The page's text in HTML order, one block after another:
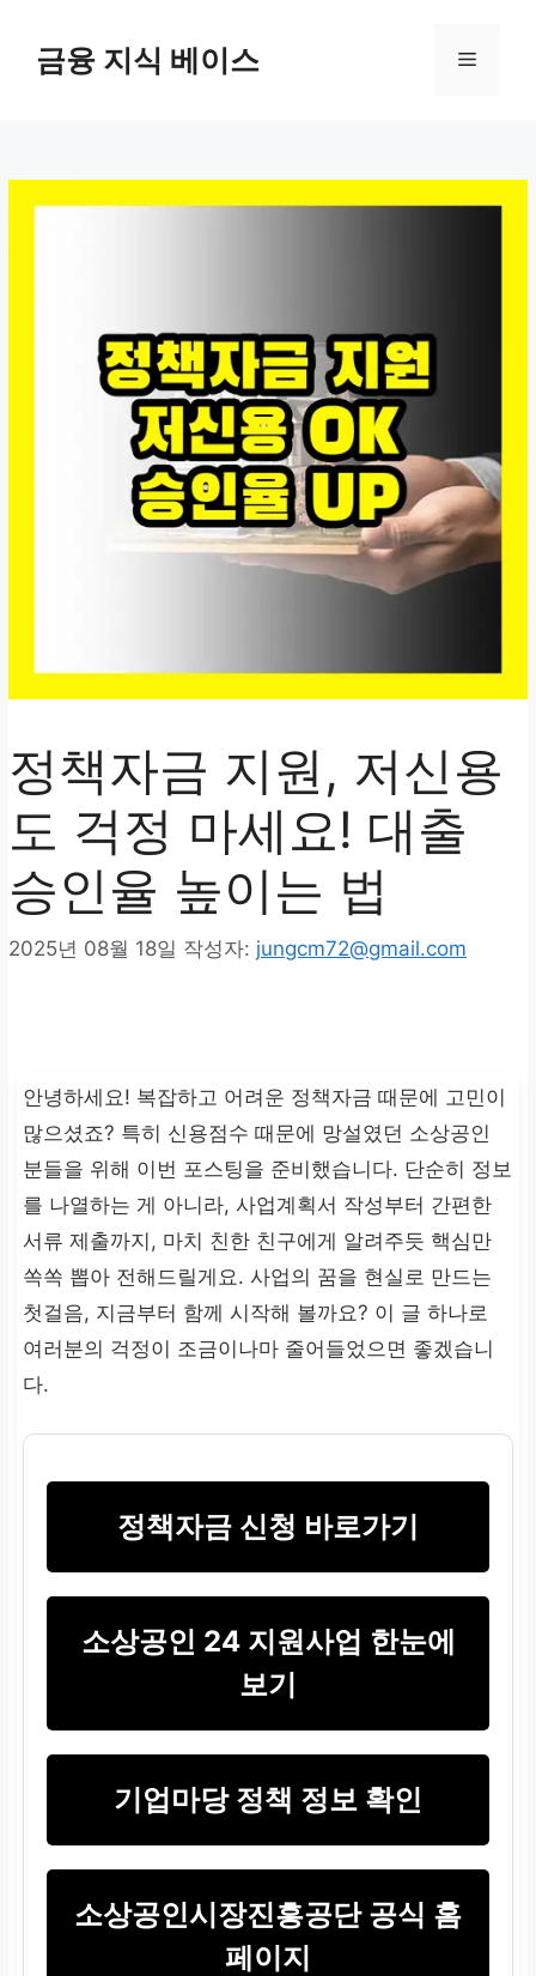
금융 지식 베이스 메
정책자금 지원, 저신용
도 걱정 마세요! 대출
승인율 높이는 법
2025년 08월 18일 작성자: jungcm72@gmail.com
안녕하세요! 복잡하고 어려운 정책자금 때문에 고민이
많으셨죠? 특히 신용점수 때문에 망설였던 소상공인
분들을 위해 이번 포스팅을 준비했습니다. 단순히 정보
를 나열하는 게 아니라, 사업계획서 작성부터 간편한
서류 제출까지, 마치 친한 친구에게 알려주듯 핵심만
쏙쏙 뽑아 전해드릴게요. 사업의 꿈을 현실로 만드는
첫걸음, 지금부터 함께 시작해 볼까요? 이 글 하나로
여러분의 걱정이 조금이나마 줄어들었으면 좋겠습니
다.
정책자금 신청 바로가기
소상공인 24 지원사업 한눈에
보기
기업마당 정책 정보 확인
소상공인시장진흥공단 공식 홈
페이지